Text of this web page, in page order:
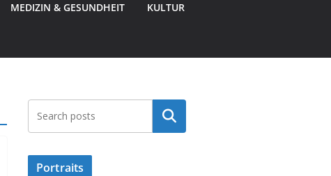
MEDIZIN & GESUNDHEIT KULTUR
Suchen
Portraits